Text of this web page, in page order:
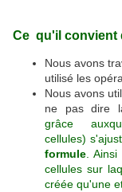
Ce qu'il convient
Nous avons
utilisé les
Nous avons
ne pas dire
grâce
cellules)
formule .
cellules sur
créée qu'une